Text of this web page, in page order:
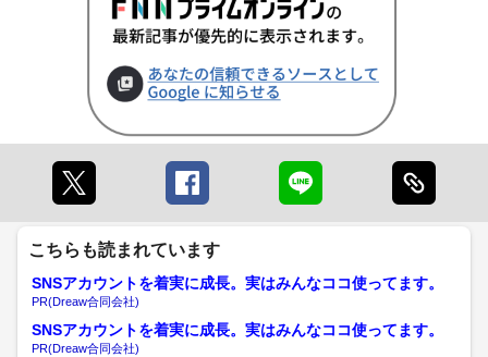
こちらも読まれています
SNSアカウントを着実に成長。実はみんなココ使ってます。
PR(Dreaw合同会社)
SNSアカウントを着実に成長。実はみんなココ使ってます。
PR(Dreaw合同会社)